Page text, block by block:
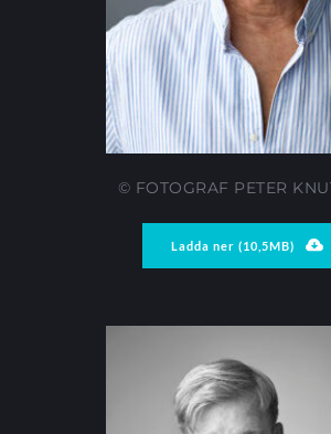
© FOTOGRAF PETER
Ladda ner (10,5MB)